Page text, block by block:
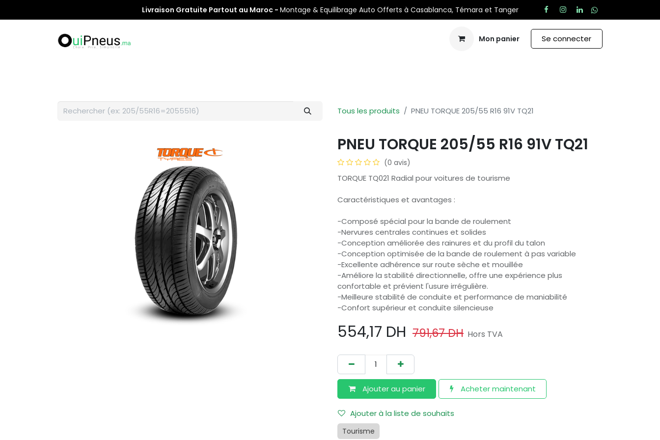
Livraison Gratuite Partout au Maroc - Montage & Equilibrage Auto Offerts à Casablanca, Témara et Tanger
Mon panier Se connecter
Tous les produits PNEU TORQUE 205/55 R16 91V TQ21
PNEU TORQUE 205/55 R16 91V TQ21
(0 avis)
TORQUE TQ021 Radial pour voitures de tourisme
Caractéristiques et avantages :
-Composé spécial pour la bande de roulement
-Nervures centrales continues et solides
-Conception améliorée des rainures et du profil du talon
-Conception optimisée de la bande de roulement à pas variable
-Excellente adhérence sur route sèche et mouillée
-Améliore la stabilité directionnelle, offre une expérience plus
confortable et prévient l'usure irrégulière.
-Meilleure stabilité de conduite et performance de maniabilité
-Confort supérieur et conduite silencieuse
554,17 DH 791,67DH Hors TVA
Ajouter au​ panier Acheter maintenant
Ajouter à la liste de souhaits
Tourisme